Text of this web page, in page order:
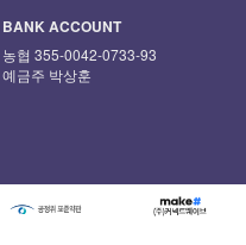
BANK ACCOUNT
농협 355-0042-0733-93
예금주 박상훈